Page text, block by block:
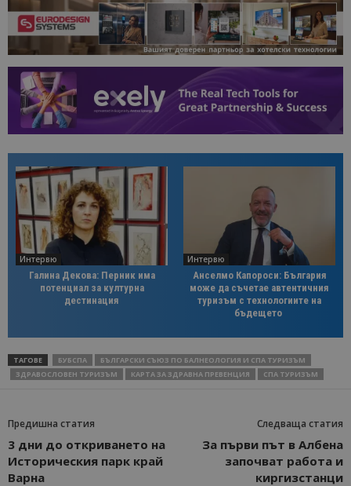
Интервю
Галина Декова: Перник има
потенциал за културна
дестинация
Интервю
Анселмо Капороси: България
може да съчетае автентичния
туризъм с технологиите на
бъдещето
ТАГОВЕ БУБСПА
БЪЛГАРСКИ СЪЮЗ ПО БАЛНЕОЛОГИЯ И СПА ТУРИЗЪМ
ЗДРАВОСЛОВЕН ТУРИЗЪМ
КАРТА ЗА ЗДРАВНА ПРЕВЕНЦИЯ СПА ТУРИЗЪМ
Предишна статия
3 дни до откриването на
Историческия парк край
Варна
Следваща статия
За първи път в Албена
започват работа и
киргизстанци